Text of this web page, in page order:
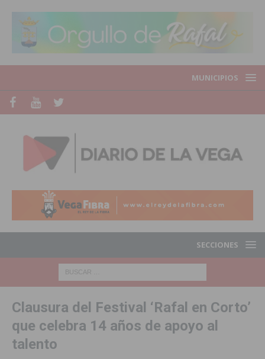
MUNICIPIOS
SECCIONES
Clausura del Festival ‘Rafal en Corto’
que celebra 14 años de apoyo al
talento